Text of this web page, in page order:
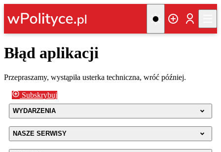
Błąd aplikacji
Przepraszamy, wystąpiła usterka techniczna, wróć później.
Subskrybuj
WYDARZENIA
NASZE SERWISY